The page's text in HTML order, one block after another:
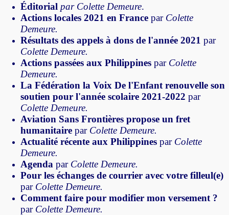
Éditorial parColette Demeure.
Actions locales 2021 en France par Colette
Demeure.
Résultats des appels à dons de l'année 2021 par
Colette Demeure.
Actions passées aux Philippines par Colette
Demeure.
La Fédération la Voix De l'Enfant renouvelle son
soutien pour l'année scolaire 2021-2022 par
Colette Demeure.
Aviation Sans Frontières propose un fret
humanitaire par Colette Demeure.
Actualité récente aux Philippines par Colette
Demeure.
Agenda par Colette Demeure.
Pour les échanges de courrier avec votre filleul(e)
par Colette Demeure.
Comment faire pour modifier mon versement ?
par Colette Demeure.